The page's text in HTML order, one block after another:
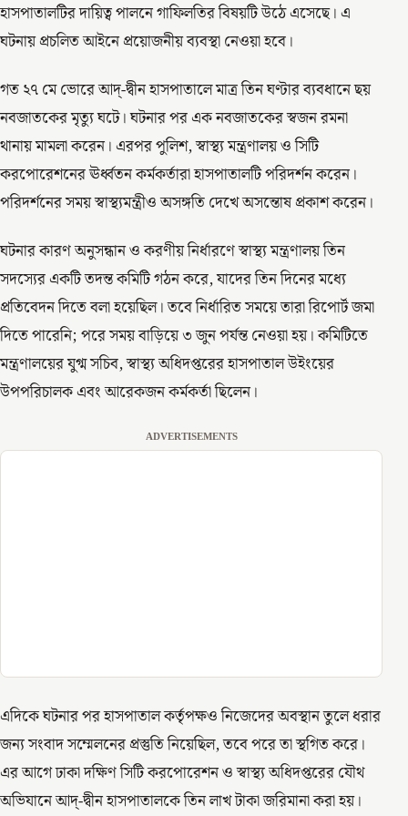
হাসপাতালটির দায়িত্ব পালনে গাফিলতির বিষয়টি উঠে এসেছে। এ
ঘটনায় প্রচলিত আইনে প্রয়োজনীয় ব্যবস্থা নেওয়া হবে।
গত ২৭ মে ভোরে আদ্-দ্বীন হাসপাতালে মাত্র তিন ঘণ্টার ব্যবধানে ছয়
নবজাতকের মৃত্যু ঘটে। ঘটনার পর এক নবজাতকের স্বজন রমনা
থানায় মামলা করেন। এরপর পুলিশ, স্বাস্থ্য মন্ত্রণালয় ও সিটি
করপোরেশনের ঊর্ধ্বতন কর্মকর্তারা হাসপাতালটি পরিদর্শন করেন।
পরিদর্শনের সময় স্বাস্থ্যমন্ত্রীও অসঙ্গতি দেখে অসন্তোষ প্রকাশ করেন।
ঘটনার কারণ অনুসন্ধান ও করণীয় নির্ধারণে স্বাস্থ্য মন্ত্রণালয় তিন
সদস্যের একটি তদন্ত কমিটি গঠন করে, যাদের তিন দিনের মধ্যে
প্রতিবেদন দিতে বলা হয়েছিল। তবে নির্ধারিত সময়ে তারা রিপোর্ট জমা
দিতে পারেনি; পরে সময় বাড়িয়ে ৩ জুন পর্যন্ত নেওয়া হয়। কমিটিতে
মন্ত্রণালয়ের যুগ্ম সচিব, স্বাস্থ্য অধিদপ্তরের হাসপাতাল উইংয়ের
উপপরিচালক এবং আরেকজন কর্মকর্তা ছিলেন।
ADVERTISEMENTS
এদিকে ঘটনার পর হাসপাতাল কর্তৃপক্ষও নিজেদের অবস্থান তুলে ধরার
জন্য সংবাদ সম্মেলনের প্রস্তুতি নিয়েছিল, তবে পরে তা স্থগিত করে।
এর আগে ঢাকা দক্ষিণ সিটি করপোরেশন ও স্বাস্থ্য অধিদপ্তরের যৌথ
অভিযানে আদ্-দ্বীন হাসপাতালকে তিন লাখ টাকা জরিমানা করা হয়।